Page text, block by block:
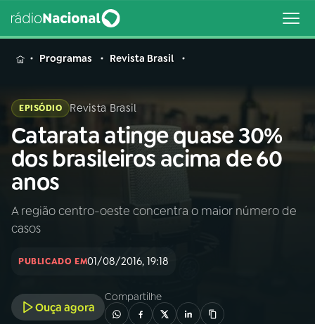
MENU
Buscar
na
Rádio
Nacional
Buscar
AO VIVO
INÍCIO
A RÁDIO
Programas Revista Brasil
EPISÓDIO Revista Brasil
Catarata atinge quase 30%
dos brasileiros acima de 60
anos
A região centro-oeste concentra o maior número de
casos
PUBLICADO EM01/08/2016, 19:18
Ouça agora
Compartilhe